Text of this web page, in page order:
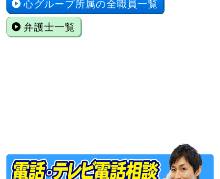
心グループ所属の全職員一覧
弁護士一覧